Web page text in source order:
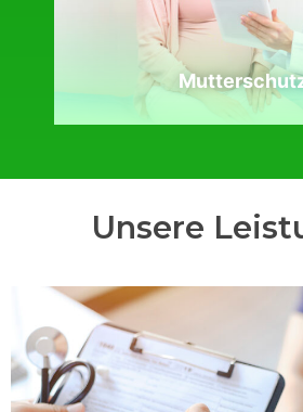
Unsere